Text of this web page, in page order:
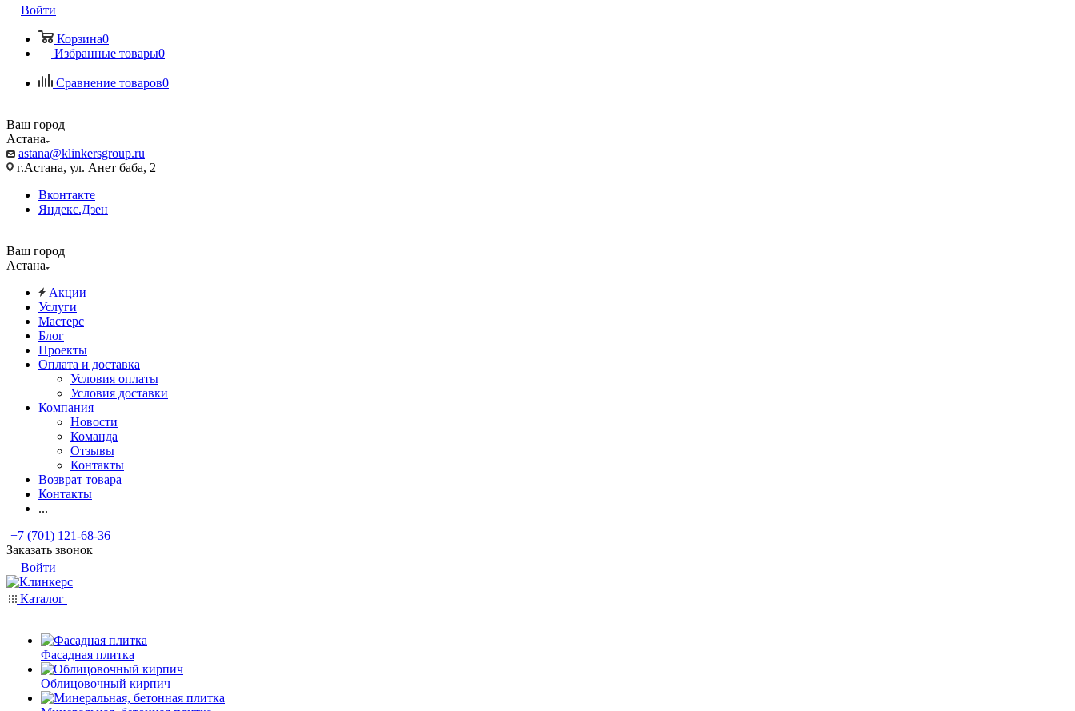
Войти
Корзина0
Избранные товары0
Сравнение товаров0
Ваш город
Астана
astana@klinkersgroup.ru
г.Астана, ул. Анет баба, 2
Вконтакте
Яндекс.Дзен
Ваш город
Астана
Акции
Услуги
Мастерс
Блог
Проекты
Оплата и доставка
Условия оплаты
Условия доставки
Компания
Новости
Команда
Отзывы
Контакты
Возврат товара
Контакты
...
+7 (701) 121-68-36
Заказать звонок
Войти
Каталог
Фасадная плитка
Облицовочный кирпич